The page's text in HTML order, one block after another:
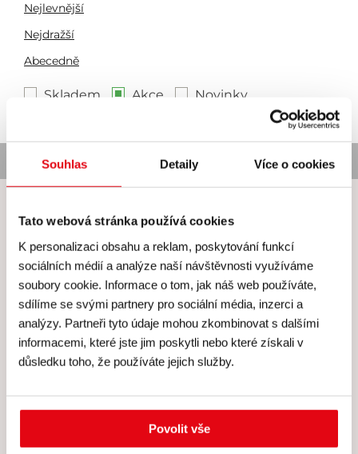
Souhlas Detaily Více o cookies
Tato webová stránka používá cookies
K personalizaci obsahu a reklam, poskytování funkcí
sociálních médií a analýze naší návštěvnosti využíváme
soubory cookie. Informace o tom, jak náš web používáte,
sdílíme se svými partnery pro sociální média, inzerci a
analýzy. Partneři tyto údaje mohou zkombinovat s dalšími
informacemi, které jste jim poskytli nebo které získali v
důsledku toho, že používáte jejich služby.
Povolit vše
Nejlevnější
Nejdražší
Abecedně
Skladem Akce Novinky
Nebyl nalezen žádný produkt
Hodnocení Gourmet Academy
Hodnocení: 4.9 (216)
upéct korpus. Besky je skvělá, krásně vše vysvětlí,
pomůže, poradí, pod jejím dohledem zvládne dort snad